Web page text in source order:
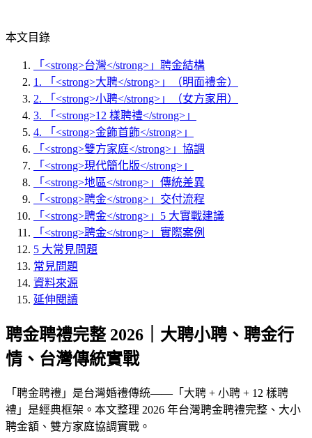
本文目錄
「<strong>台灣</strong>」聘金結構
1. 「<strong>大聘</strong>」（明面禮金）
2. 「<strong>小聘</strong>」（女方家用）
3. 「<strong>12 樣聘禮</strong>」
4. 「<strong>金飾首飾</strong>」
「<strong>雙方家庭</strong>」協調
「<strong>現代簡化版</strong>」
「<strong>地區</strong>」傳統差異
「<strong>聘金</strong>」交付流程
「<strong>聘金</strong>」5 大實戰建議
「<strong>聘金</strong>」實際案例
5 大常見問題
常見問題
資料來源
延伸閱讀
聘金聘禮完整 2026｜大聘小聘、聘金行
情、台灣傳統實戰
「 聘金聘禮 」是台灣婚禮傳統——「 大聘 + 小聘 + 12 樣聘
禮 」是經典框架。本文整理 2026 年台灣聘金聘禮完整、大小
聘金額、雙方家庭協調實戰。